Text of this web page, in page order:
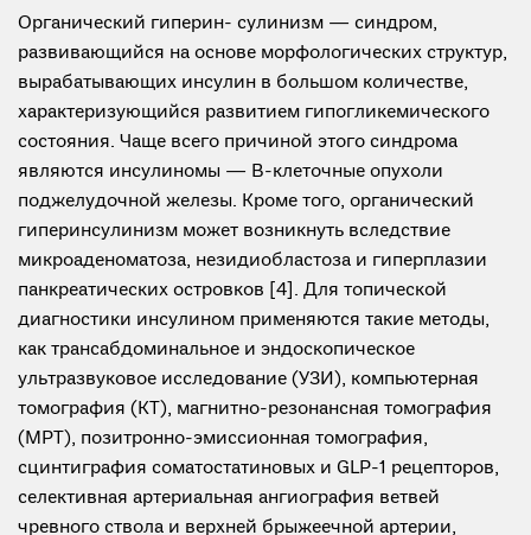
Органический гиперин- сулинизм — синдром,
развивающийся на основе морфологических структур,
вырабатывающих инсулин в большом количестве,
характеризующийся развитием гипогликемического
состояния. Чаще всего причиной этого синдрома
являются инсулиномы — В-клеточные опухоли
поджелудочной железы. Кроме того, органический
гиперинсулинизм может возникнуть вследствие
микроаденоматоза, незидиобластоза и гиперплазии
панкреатических островков [4]. Для топической
диагностики инсулином применяются такие методы,
как трансабдоминальное и эндоскопическое
ультразвуковое исследование (УЗИ), компьютерная
томография (КТ), магнитно-резонансная томография
(МРТ), позитронно-эмиссионная томография,
сцинтиграфия соматостатиновых и GLP-1 рецепторов,
селективная артериальная ангиография ветвей
чревного ствола и верхней брыжеечной артерии,